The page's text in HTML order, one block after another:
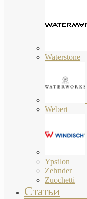
Waterstone
Webert
Ypsilon
Zehnder
Zucchetti
Статьи